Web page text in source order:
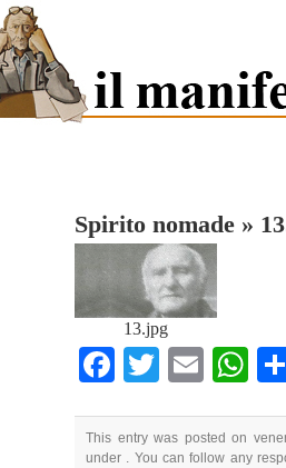
Spirito nomade »
13.jpg
Facebook
Twitter
Email
This entry was posted on
under . You can follow any